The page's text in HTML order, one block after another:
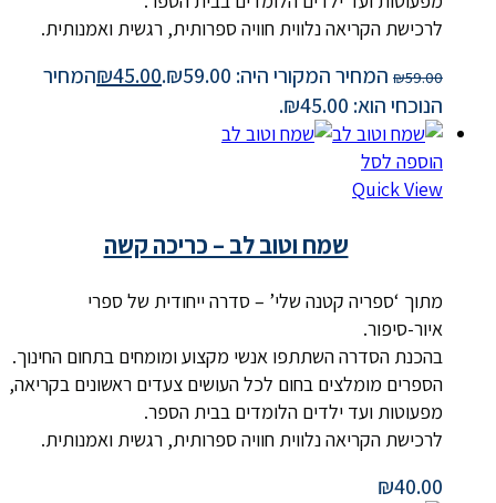
לרכישת הקריאה נלווית חוויה ספרותית, רגשית ואמנותית.
₪59.00 המחיר המקורי היה: ₪59.00. ₪45.00
המחיר
הנוכחי הוא: ₪45.00.
הוספה לסל
Quick View
שמח וטוב לב – כריכה קשה
מתוך ‘ספריה קטנה שלי’ – סדרה ייחודית של ספרי
איור-סיפור.
בהכנת הסדרה השתתפו אנשי מקצוע ומומחים בתחום החינוך.
הספרים מומלצים בחום לכל העושים צעדים ראשונים בקריאה,
מפעוטות ועד ילדים הלומדים בבית הספר.
לרכישת הקריאה נלווית חוויה ספרותית, רגשית ואמנותית.
₪40.00